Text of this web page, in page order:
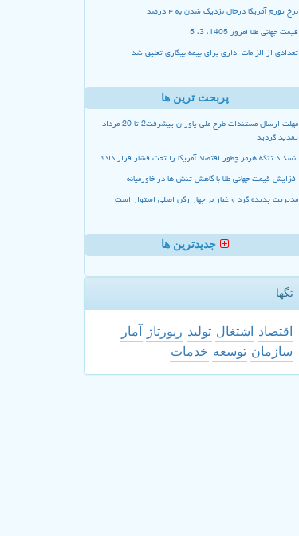
نرخ تورم آمریکا درحال نزدیک شدن به ۴ درصد
قیمت جهانی طلا امروز 1405، 3، 5
تعدادی از الزامات اداری برای بیمه بیکاری تعلیق شد
پربحث ترین ها
مهلت ارسال مستندات طرح ملی یاوران پیشرفت2 تا 20 مرداد
تمدید گردید
انسداد تنگه هرمز چطور اقتصاد آمریکا را تحت فشار قرار داد؟
افزایش قیمت جهانی طلا با کاهش تنش ها در خاورمیانه
مدیریت پدیده گرد و غبار بر چهار رکن اصلی استوار است
جدیدترین ها
تگها
اقتصاد اشتغال تولید رپورتاژ
آمار
سازمان توسعه خدمات